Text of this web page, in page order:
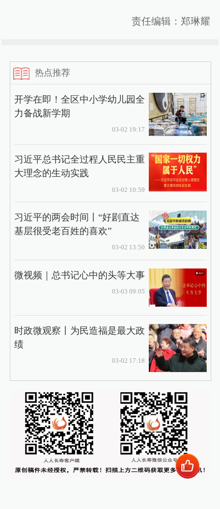
责任编辑：郑琳耀
热点推荐
开学在即！全区中小学幼儿园全
力备战新学期
03-02 19:17
习近平总书记全过程人民民主重
大理念的生动实践
03-02 10:59
习近平的两会时间丨“好剧直达
基层很受老百姓的喜欢”
03-02 13:50
微视频｜总书记心中的头等大事
03-03 09:05
时政微观察丨为民造福是最大政
绩
03-02 17:18